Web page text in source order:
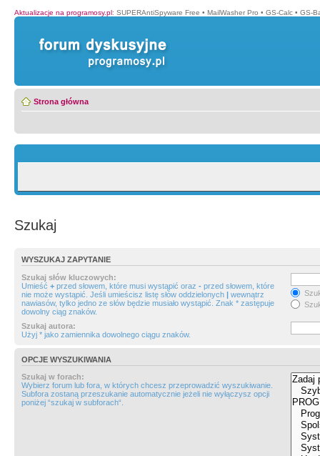
Aktualizacje na programosy.pl: SUPERAntiSpyware Free • MailWasher Pro • GS-Calc • GS-
Strona główna
Szukaj
WYSZUKAJ ZAPYTANIE
Szukaj słów kluczowych:
Umieść + przed słowem, które musi wystąpić oraz - przed słowem, które
nie może wystąpić. Jeśli umieścisz listę słów oddzielonych | wewnątrz
nawiasów, tylko jedno ze słów będzie musiało wystąpić. Znak * zastępuje
dowolny ciąg znaków.
Szukaj autora:
Użyj * jako zamiennika dowolnego ciągu znaków.
OPCJE WYSZUKIWANIA
Szukaj w forach:
Wybierz forum lub fora, w których chcesz przeprowadzić wyszukiwanie.
Subfora zostaną przeszukanie automatycznie jeżeli nie wyłączysz opcji
poniżej “szukaj w subforach“.